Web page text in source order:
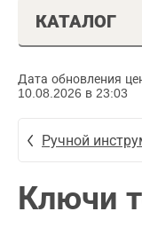
КАТАЛОГ
Дата обновления
10.08.2026 в 23:03
Ручной
Ключи